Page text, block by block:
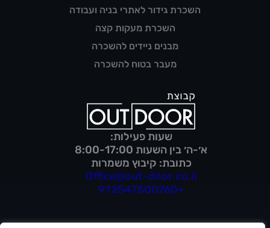
שעות פעילות:
א׳-ה׳ בין השעות 8:00-17:00
כתובת: קיבוץ משמרות
Office@out-door.co.il
+972547500760
השכרת גידור לאתרי בניה ועבודה
השכרת מעקות קצה
מבנים ניידים להשכרה
מעבר בטוח להשכרה